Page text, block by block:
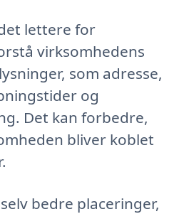
lettere for
virksomhedens
som adresse,
og
Det kan forbedre,
bliver koblet
bedre placeringer,